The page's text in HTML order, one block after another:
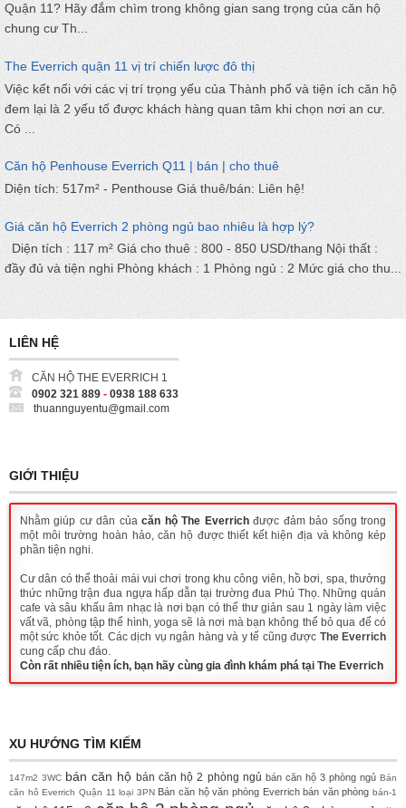
Quận 11? Hãy đắm chìm trong không gian sang trọng của căn hộ
chung cư Th...
The Everrich quận 11 vị trí chiến lược đô thị
Việc kết nối với các vị trí trọng yếu của Thành phố và tiện ích căn hộ
đem lại là 2 yếu tố được khách hàng quan tâm khi chọn nơi an cư.
Có ...
Căn hộ Penhouse Everrich Q11 | bán | cho thuê
Diện tích: 517m² - Penthouse Giá thuê/bán: Liên hệ!
Giá căn hộ Everrich 2 phòng ngủ bao nhiêu là hợp lý?
Diện tích : 117 m² Giá cho thuê : 800 - 850 USD/thang Nội thất :
đầy đủ và tiện nghi Phòng khách : 1 Phòng ngủ : 2 Mức giá cho thu...
LIÊN HỆ
CĂN HỘ THE EVERRICH 1
0902 321 889 - 0938 188 633
thuannguyentu@gmail.com
GIỚI THIỆU
Nhằm giúp cư dân củacăn hộ The Everrichđược đảm bảo sống trong
một môi trường hoàn hảo, căn hộ được thiết kết hiện địa và không kép
phần tiện nghi.
Cư dân có thể thoải mái vui chơi trong khu công viên, hồ bơi, spa, thưởng
thức những trận đua ngựa hấp dẫn tại trường đua Phú Thọ. Những quán
cafe và sâu khấu âm nhạc là nơi bạn có thể thư giản sau 1 ngày làm việc
vất vã, phòng tập thể hình, yoga sẽ là nơi mà bạn không thể bỏ qua để có
một sức khỏe tốt. Các dịch vụ ngân hàng và y tế cũng được The Everrich
cung cấp chu đáo.
Còn rất nhiều tiện ích, bạn hãy cùng gia đình khám phá tại The Everrich
XU HƯỚNG TÌM KIẾM
147m2 3WC bán căn hộ bán căn hộ 2 phòng ngủ bán căn hộ 3 phòng ngủ Bán
căn hô Everrich Quận 11 loại 3PN Bán căn hộ văn phòng Everrich bán văn phòng bán-1